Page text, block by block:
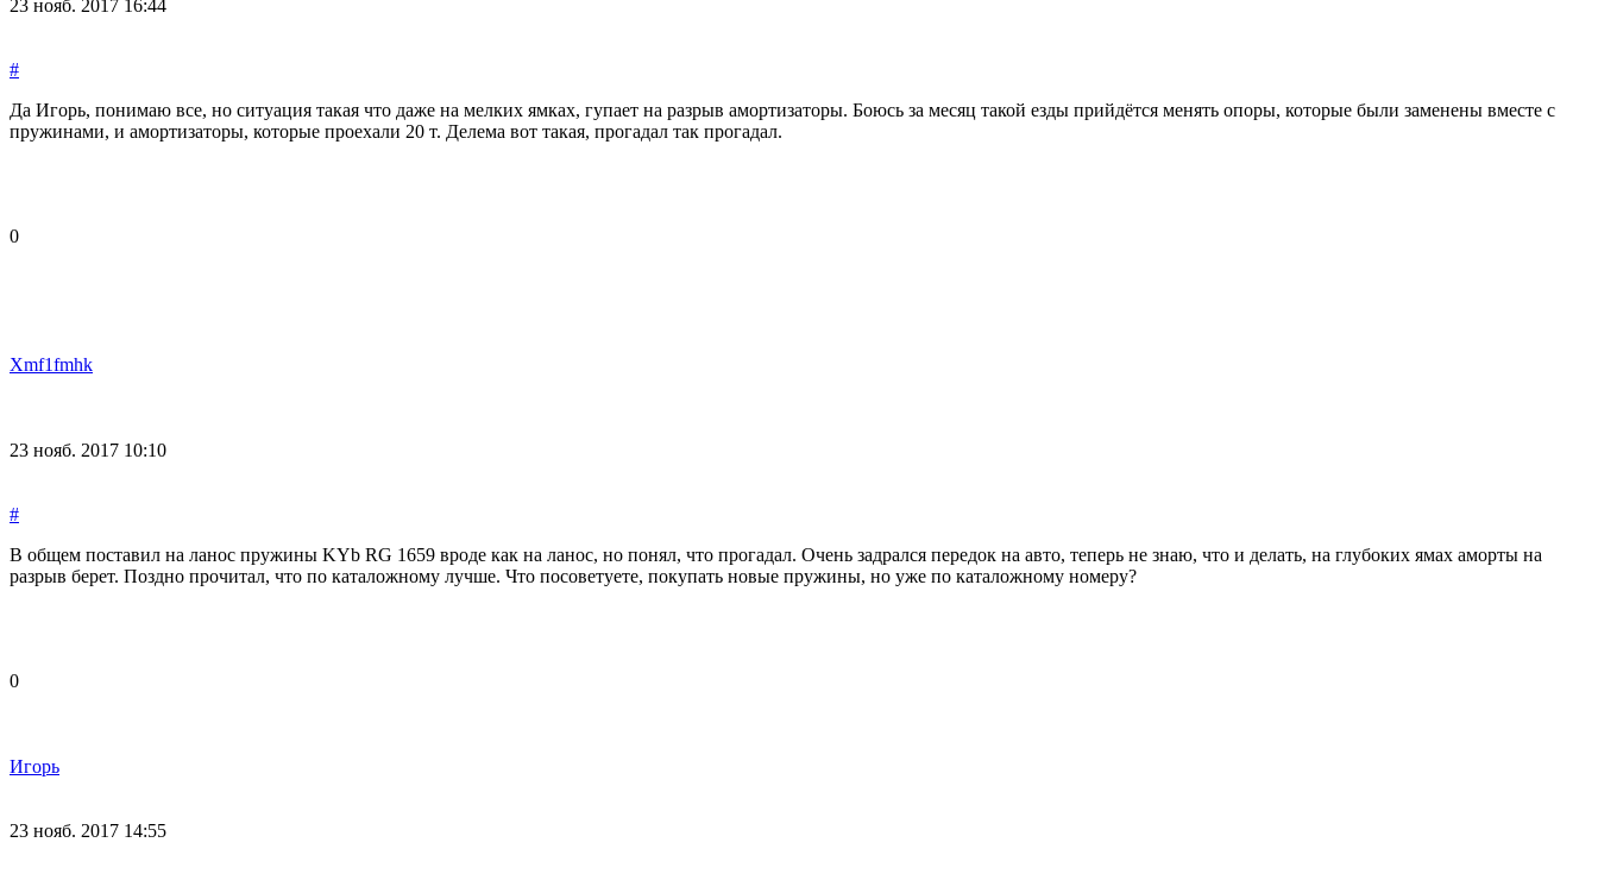
23 нояб. 2017 16:44
#
Да Игорь, понимаю все, но ситуация такая что даже на мелких ямках, гупает на разрыв амортизаторы. Боюсь за месяц такой езды прийдётся менять опоры, которые были заменены вместе с
пружинами, и амортизаторы, которые проехали 20 т. Делема вот такая, прогадал так прогадал.
0
Xmf1fmhk
23 нояб. 2017 10:10
#
В общем поставил на ланос пружины KYb RG 1659 вроде как на ланос, но понял, что прогадал. Очень задрался передок на авто, теперь не знаю, что и делать, на глубоких ямах аморты на
разрыв берет. Поздно прочитал, что по каталожному лучше. Что посоветуете, покупать новые пружины, но уже по каталожному номеру?
0
Игорь
23 нояб. 2017 14:55